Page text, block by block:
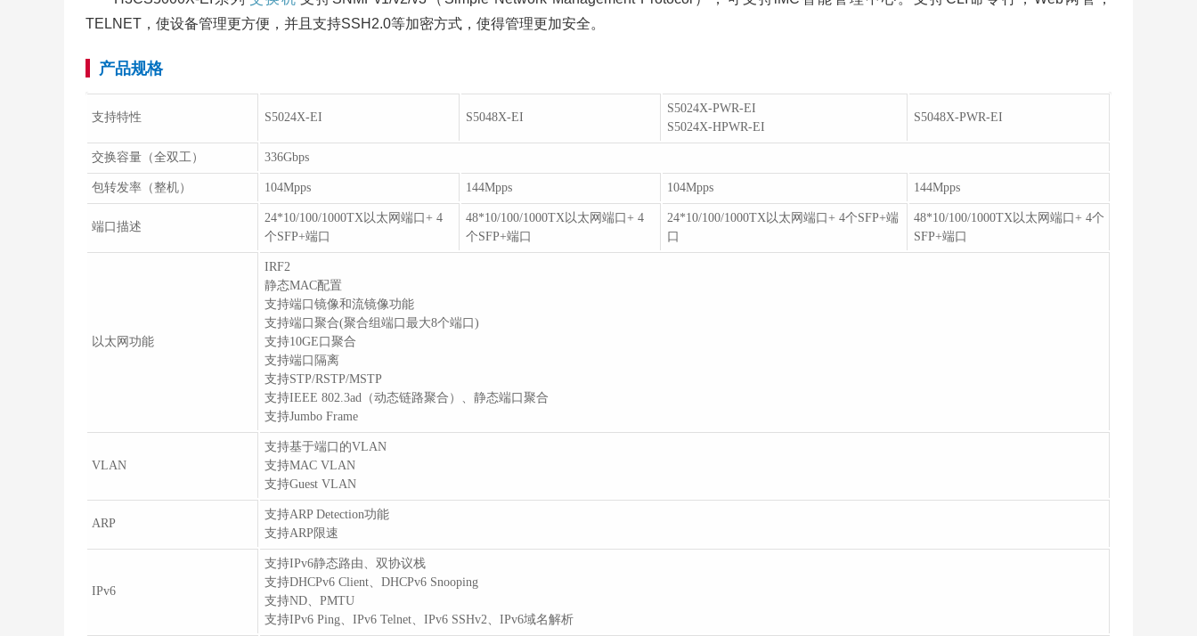
TELNET，使设备管理更方便，并且支持SSH2.0等加密方式，使得管理更加安全。
产品规格
支持特性 S5024X-EI S5048X-EI
S5024X-PWR-EI
S5024X-HPWR-EI
S5048X-PWR-EI
交换容量（全双工） 336Gbps
包转发率（整机） 104Mpps 144Mpps 104Mpps 144Mpps
端口描述
24*10/100/1000TX以太网端口+ 4
个SFP+端口
48*10/100/1000TX以太网端口+ 4
个SFP+端口
24*10/100/1000TX以太网端口+ 4个SFP+端
口
48*10/100/1000TX以太网端口+ 4个
SFP+端口
以太网功能
IRF2
静态MAC配置
支持端口镜像和流镜像功能
支持端口聚合(聚合组端口最大8个端口)
支持10GE口聚合
支持端口隔离
支持STP/RSTP/MSTP
支持IEEE 802.3ad（动态链路聚合）、静态端口聚合
支持Jumbo Frame
VLAN
支持基于端口的VLAN
支持MAC VLAN
支持Guest VLAN
ARP
支持ARP Detection功能
支持ARP限速
IPv6
支持IPv6静态路由、双协议栈
支持DHCPv6 Client、DHCPv6 Snooping
支持ND、PMTU
支持IPv6 Ping、IPv6 Telnet、IPv6 SSHv2、IPv6域名解析